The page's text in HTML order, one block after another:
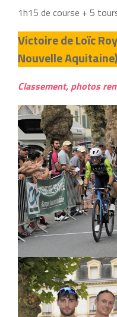
1h15 de course + 5
Victoire de Loïc
Nouvelle Aquitaine)
Classement, photos